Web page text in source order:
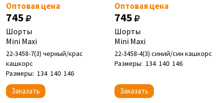
Оптовая цена
745
Шорты
Mini Maxi
22-3458-7(3) черный/крас
кашкорс
Размеры: 134 140 146
Заказать
Оптовая цена
745
Шорты
Mini Maxi
22-3458-4(3) синий/син кашкорс
Размеры: 134 140 146
Заказать